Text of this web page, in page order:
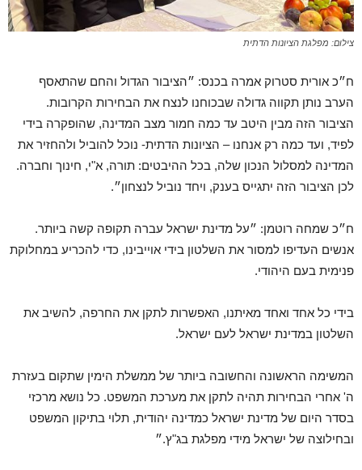
צילום: מפלגת הציונות הדתית
ח״כ אורית סטרוק אמרה בכנס: ״הציבור הגדול והחם שהתאסף
הערב נותן תקווה גדולה שבכוחנו לנצח את הבחירות הקרובות.
הציבור הזה מבין היטב עד כמה חמור מצב המדינה, שהופקרה בידי
לפיד, ועד כמה רק אנחנו – הציונות הדתית- נוכל להוביל ולהחזיר את
המדינה למסלול הנכון שלה, בכל ההיבטים: תורה, א"י, חינוך וחברה.
לכן הציבור הזה יתגייס בענק, ויחד נוביל לנצחון״.
ח״כ שמחה רוטמן: ״על מדינת ישראל עברה תקופה קשה ביותר.
אנשים העדיפו למסור את השלטון בידי אוייבינו, כדי להכריע במחלוקת
פנימית בעם היהודי.
בידי כל אחד ואחד מאיתנו, האפשרות לתקן את החרפה, להשיב את
השלטון במדינת ישראל לעם ישראל.
המשימה הראשונה והחשובה ביותר של ממשלת הימין שתקום בעזרת
ה' אחרי הבחירות תהיה לתקן את מערכת המשפט. כל נושא מרכזי
בסדר היום של מדינת ישראל כמדינה יהודית, תלוי בתיקון המשפט
ובחילוצה של ישראל מידי מפלגת בג"ץ.״